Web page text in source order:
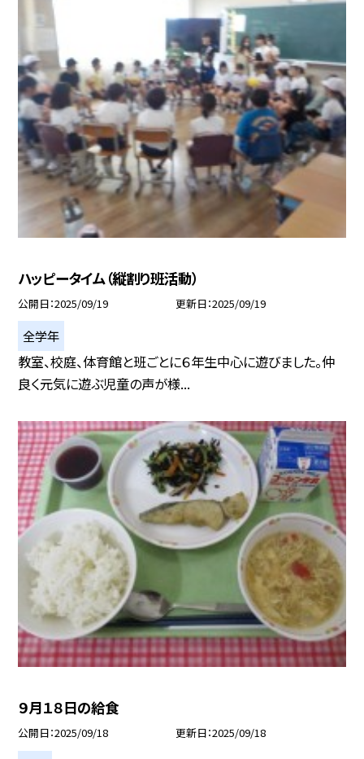
ハッピータイム（縦割り班活動）
公開日 2025/09/19 更新日 2025/09/19
全学年
教室、校庭、体育館と班ごとに６年生中心に遊びました。仲
良く元気に遊ぶ児童の声が様...
９月１８日の給食
公開日 2025/09/18 更新日 2025/09/18